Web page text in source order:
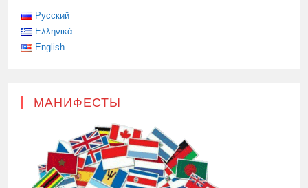
Русский
Ελληνικά
English
МАНИФЕСТЫ